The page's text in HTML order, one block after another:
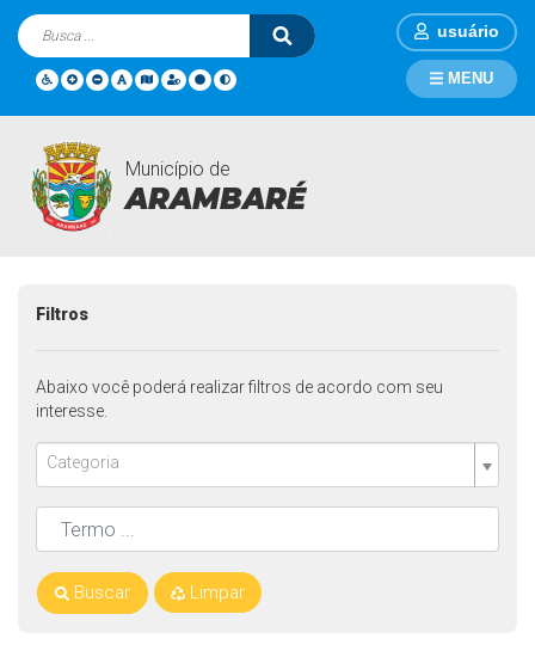
usuário
Município de
ARAMBARÉ
MENU
Notícias
Filtros
Abaixo você poderá realizar filtros de acordo com seu
interesse.
Categoria
Buscar Limpar